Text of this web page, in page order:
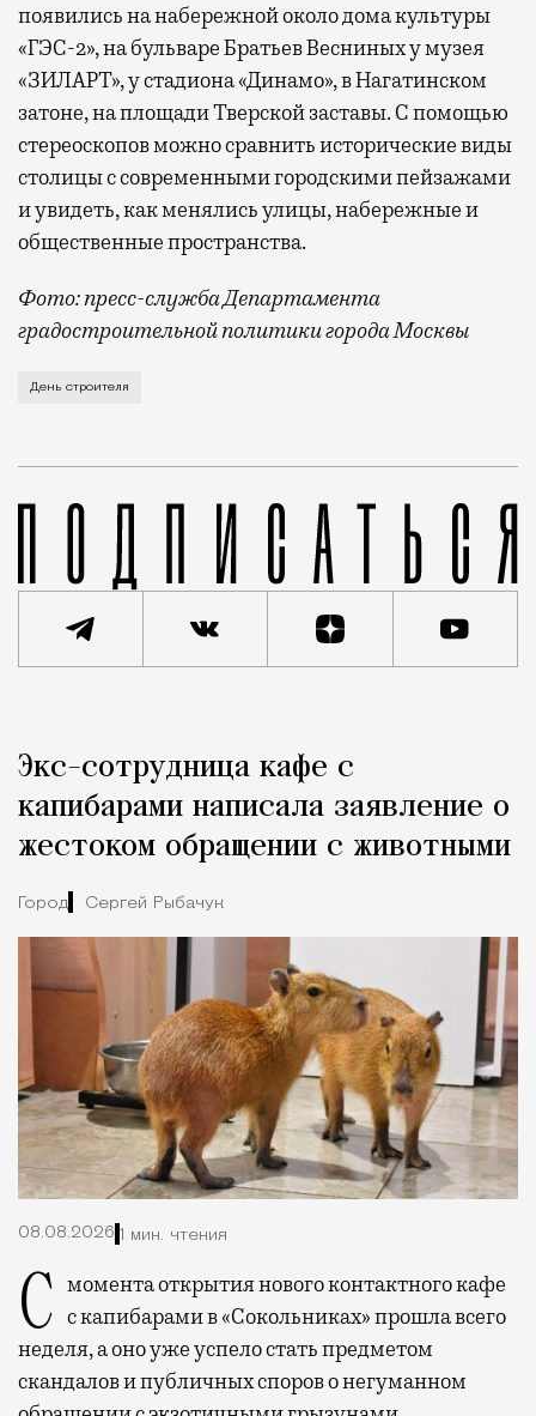
появились на набережной около дома культуры
«ГЭС-2», на бульваре Братьев Весниных у музея
«ЗИЛАРТ», у стадиона «Динамо», в Нагатинском
затоне, на площади Тверской заставы. С помощью
стереоскопов можно сравнить исторические виды
столицы с современными городскими пейзажами
и увидеть, как менялись улицы, набережные и
общественные пространства.
Фото: пресс-служба Департамента
градостроительной политики города Москвы
В этом году профессиональный праздник День
День строителя
Город
Экс-сотрудница кафе с
капибарами написала заявление о
жестоком обращении с животными
Город Сергей Рыбачук
08.08.2026 1 мин. чтения
С момента открытия нового контактного кафе с капибарами в «Сокольниках» прошла всего
неделя, а оно уже успело стать предметом
скандалов и публичных споров о негуманном